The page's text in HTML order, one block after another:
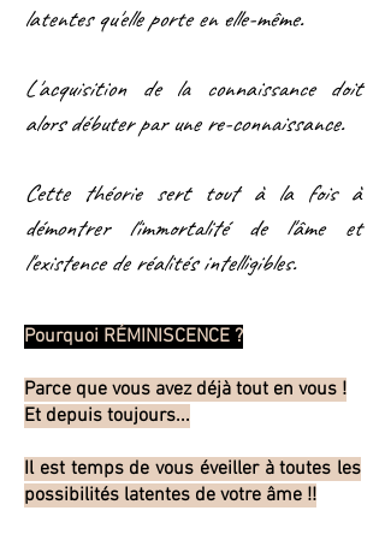
latentes qu'elle porte en elle-même.
L'acquisition de la connaissance doit
alors débuter par une re-connaissance.
Cette théorie sert tout à la fois à
démontrer l'immortalité de l'âme et
l'existence de réalités intelligibles.
Pourquoi RÉMINISCENCE ?
Parce que vous avez déjà tout en vous !
Et depuis toujours...
Il est temps de vous éveiller à toutes les
possibilités latentes de votre âme !!